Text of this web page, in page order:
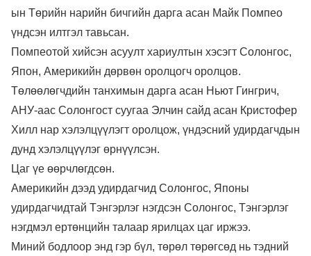
ын Төрийн нарийн бичгийн дарга асан Майк Помпео
үндсэн илтгэл тавьсан.
Помпеотой хийсэн асуулт хариултын хэсэгт Солонгос,
Япон, Америкийн дөрвөн оролцогч оролцов.
Төлөөлөгчдийн танхимын дарга асан Ньют Гингрич,
АНУ-аас Солонгост суугаа Элчин сайд асан Кристофер
Хилл нар хэлэлцүүлэгт оролцож, үндэсний удирдагчдын
дунд хэлэлцүүлэг өрнүүлсэн.
Цаг үе өөрчлөгдсөн.
Америкийн дээд удирдагчид Солонгос, Японы
удирдагчидтай Тэнгэрлэг нэгдсэн Солонгос, Тэнгэрлэг
нэгдмэл ертөнцийн талаар ярилцах цаг иржээ.
Миний бодлоор энд гэр бүл, төрөл төрөгсөд нь тэдний